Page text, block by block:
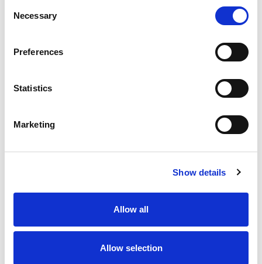
Selection
Necessary
Preferences
Statistics
Marketing
Show details
Allow all
Allow selection